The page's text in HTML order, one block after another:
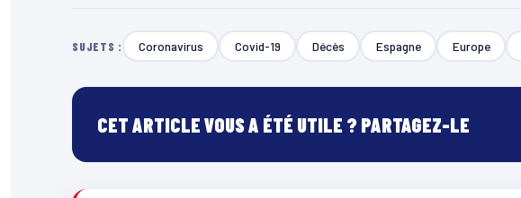
SUJETS : Coronavirus Covid-19 Décès Espagne Europe
CET ARTICLE VOUS A ÉTÉ UTILE ? PARTAGEZ-LE